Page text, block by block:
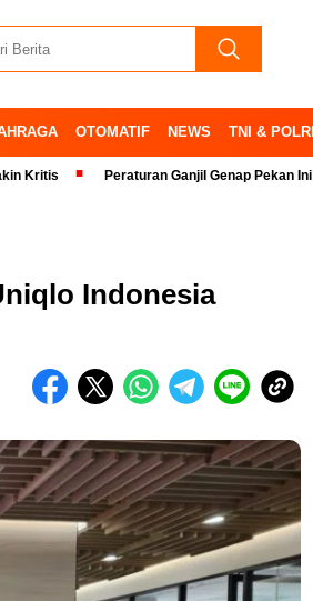
OTOMATIF NEWS TNI & POLRI
Peraturan Ganjil Genap Pekan Ini Ditiadakan
Indonesia